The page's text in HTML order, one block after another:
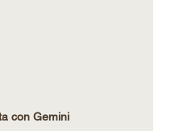
con Gemini